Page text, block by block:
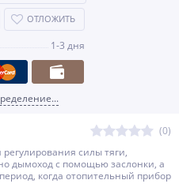
(0)
силы тяги,
дымоход с помощью заслонки, а
когда отопительный прибор
ОТЛОЖИТЬ
1-3 дня